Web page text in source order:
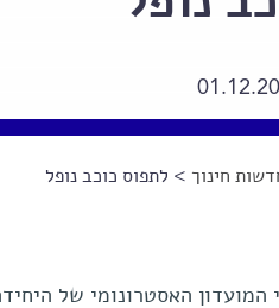
חינוך > לתפוס כוכב נופל
האסטרונומי של